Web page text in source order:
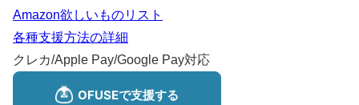
Amazon欲しいものリスト
各種支援方法の詳細
クレカ/Apple Pay/Google Pay対応